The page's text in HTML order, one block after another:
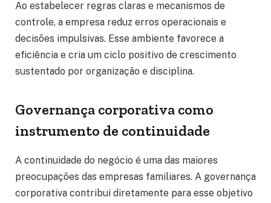
Ao estabelecer regras claras e mecanismos de
controle, a empresa reduz erros operacionais e
decisões impulsivas. Esse ambiente favorece a
eficiência e cria um ciclo positivo de crescimento
sustentado por organização e disciplina.
Governança corporativa como
instrumento de continuidade
A continuidade do negócio é uma das maiores
preocupações das empresas familiares. A governança
corporativa contribui diretamente para esse objetivo